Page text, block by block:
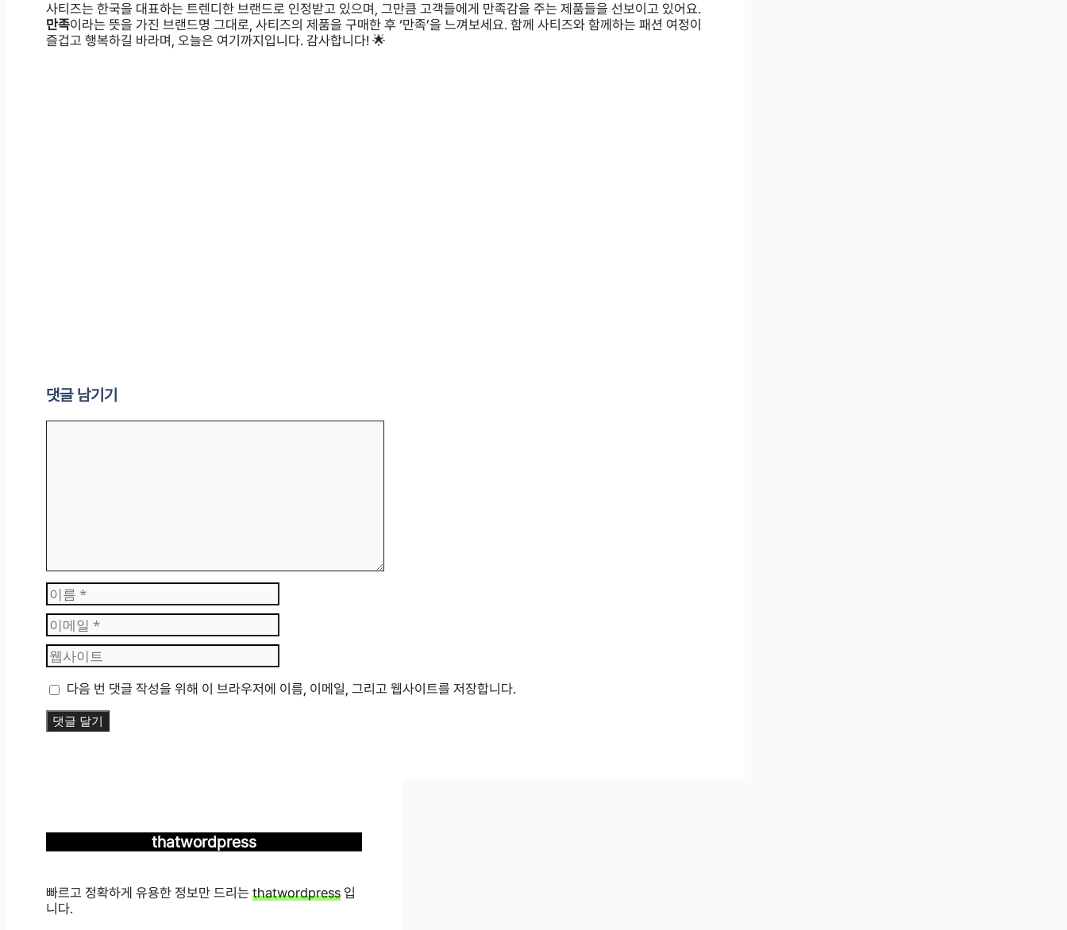
사티즈는 한국을 대표하는 트렌디한 브랜드로 인정받고 있으며, 그만큼 고객들에게 만족감을 주는 제품들을 선보이고 있어요.
만족이라는 뜻을 가진 브랜드명 그대로, 사티즈의 제품을 구매한 후 ‘만족’을 느껴보세요. 함께 사티즈와 함께하는 패션 여정이
즐겁고 행복하길 바라며, 오늘은 여기까지입니다. 감사합니다! 🌟
댓글 남기기
이
름
이
메
일
웹
사
이
트
다음 번 댓글 작성을 위해 이 브라우저에 이름, 이메일, 그리고 웹사이트를 저장합니다.
thatwordpress
빠르고 정확하게 유용한 정보만 드리는 thatwordpress 입
니다.